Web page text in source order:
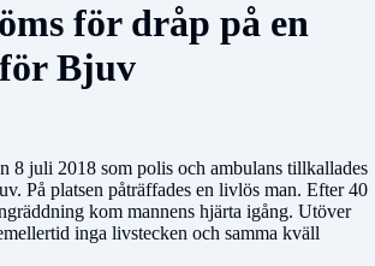
för dråp på en
Bjuv
8 juli 2018 som polis och ambulans tillkallades
På platsen påträffades en livlös man. Efter 40
kom mannens hjärta igång. Utöver
inga livstecken och samma kväll